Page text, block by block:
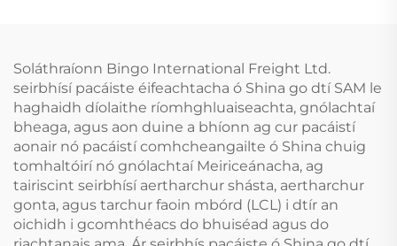
Soláthraíonn Bingo International Freight Ltd.
seirbhísí pacáiste éifeachtacha ó Shina go dtí SAM le
haghaidh díolaithe ríomhghluaiseachta, gnólachtaí
bheaga, agus aon duine a bhíonn ag cur pacáistí
aonair nó pacáistí comhcheangailte ó Shina chuig
tomhaltóirí nó gnólachtaí Meiriceánacha, ag
tairiscint seirbhísí aertharchur shásta, aertharchur
gonta, agus tarchur faoin mbórd (LCL) i dtír an
oichidh i gcomhthéacs do bhuiséad agus do